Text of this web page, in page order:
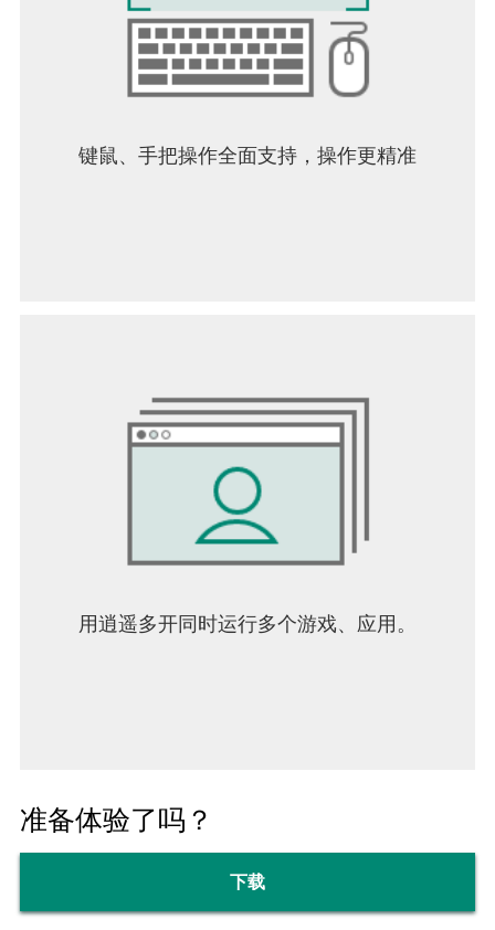
键鼠、手把操作全面支持，操作更精准
用逍遥多开同时运行多个游戏、应用。
准备体验了吗？
下载